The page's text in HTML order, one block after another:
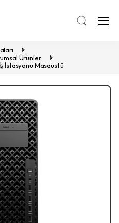
Ürünler
İstasyonu Masaüstü